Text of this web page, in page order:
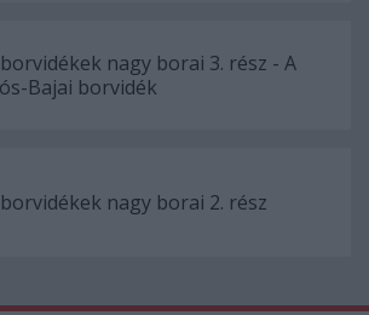
nagy borai 3. rész - A
Bajai borvidék
nagy borai 2. rész